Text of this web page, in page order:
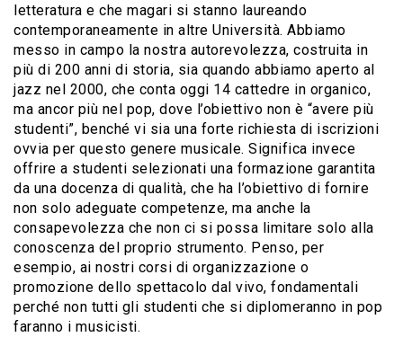
letteratura e che magari si stanno laureando
contemporaneamente in altre Università. Abbiamo
messo in campo la nostra autorevolezza, costruita in
più di 200 anni di storia, sia quando abbiamo aperto al
jazz nel 2000, che conta oggi 14 cattedre in organico,
ma ancor più nel pop, dove l’obiettivo non è “avere più
studenti”, benché vi sia una forte richiesta di iscrizioni
ovvia per questo genere musicale. Significa invece
offrire a studenti selezionati una formazione garantita
da una docenza di qualità, che ha l’obiettivo di fornire
non solo adeguate competenze, ma anche la
consapevolezza che non ci si possa limitare solo alla
conoscenza del proprio strumento. Penso, per
esempio, ai nostri corsi di organizzazione o
promozione dello spettacolo dal vivo, fondamentali
perché non tutti gli studenti che si diplomeranno in pop
faranno i musicisti.